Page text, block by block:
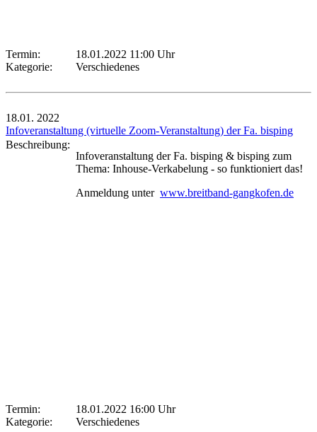
Termin:
18.01.2022 11:00 Uhr
Kategorie:
Verschiedenes
18.01. 2022
Infoveranstaltung (virtuelle Zoom-Veranstaltung) der Fa. bisping
Beschreibung:
Infoveranstaltung der Fa. bisping & bisping zum
Thema: Inhouse-Verkabelung - so funktioniert das!
Anmeldung unter www.breitband-gangkofen.de
Termin:
18.01.2022 16:00 Uhr
Kategorie:
Verschiedenes